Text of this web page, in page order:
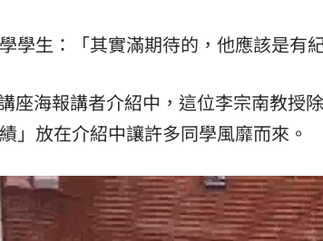
學生：「其實滿期待的，他應該是有
座海報講者介紹中，這位李宗南教授
」放在介紹中讓許多同學風靡而來。